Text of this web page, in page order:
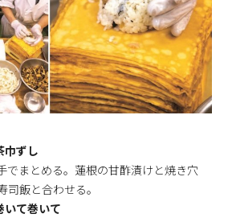
ずし
でまとめる。蓮根の甘酢漬けと焼き穴
飯と合わせる。
て巻いて